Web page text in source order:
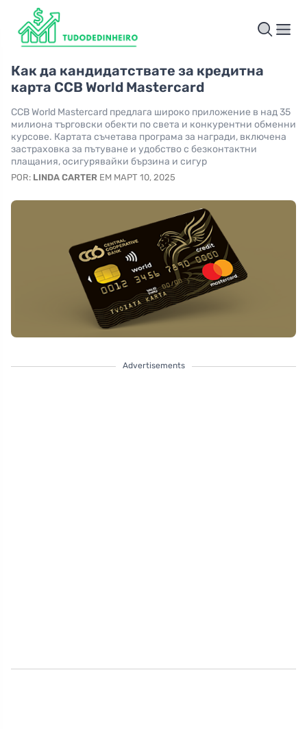
Как да кандидатствате за кредитна
карта CCB World Mastercard
CCB World Mastercard предлага широко приложение в над 35
милиона търговски обекти по света и конкурентни обменни
курсове. Картата съчетава програма за награди, включена
застраховка за пътуване и удобство с безконтактни
плащания, осигурявайки бързина и сигур
POR: LINDA CARTER EM МАРТ 10, 2025
Advertisements